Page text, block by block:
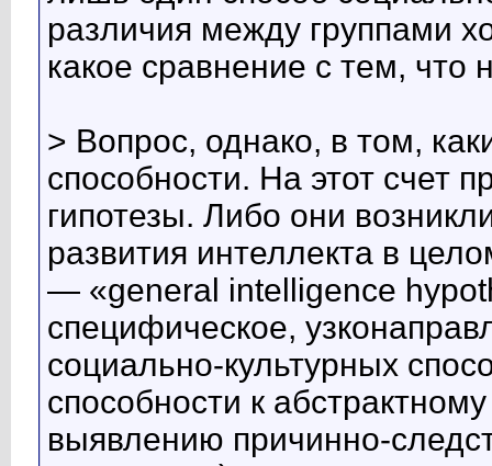
различия между группами
какое сравнение с тем, что
> Вопрос, однако, в том,
способности. На этот счет
гипотезы. Либо они
развития интеллекта в
— «general intelligence
специфическое,
социально-культурных
способности к
выявлению причинно-